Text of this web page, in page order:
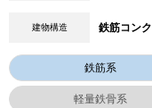
建物構造 鉄筋コン
鉄筋系
軽量鉄骨系